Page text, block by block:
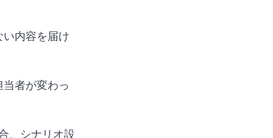
内容を届け
者が変わっ
、シナリオ設